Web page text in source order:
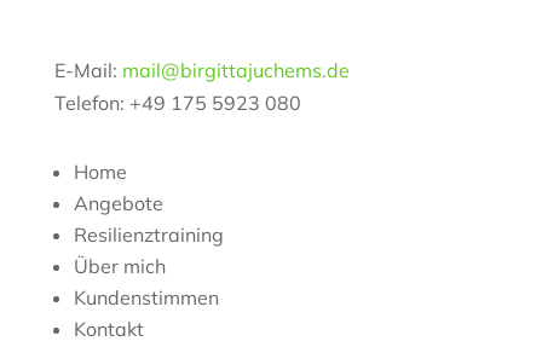
E-Mail: mail@birgittajuchems.de
Telefon: +49 175 5923 080
Home
Angebote
Resilienztraining
Über mich
Kundenstimmen
Kontakt